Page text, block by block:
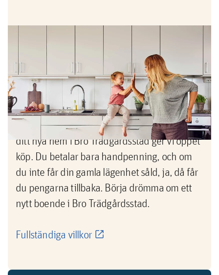
Erbjudande
Köp nu, sälj sedan -pengarna
tillbaka om du inte lyckas sälja din
gamla bostad
Nu vågar du köpa innan du sålt! När du köper
ditt nya hem i Bro Trädgårdsstad ger vi öppet
köp. Du betalar bara handpenning, och om
du inte får din gamla lägenhet såld, ja, då får
du pengarna tillbaka. Börja drömma om ett
nytt boende i Bro Trädgårdsstad.
Fullständiga villkor